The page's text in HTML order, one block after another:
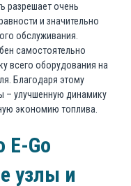
разрешает очень
и значительно
обслуживания.
самостоятельно
всего оборудования на
Благодаря этому
– улучшенную динамику
экономию топлива.
E-Go
узлы и